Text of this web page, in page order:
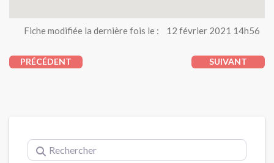
Fiche modifiée la dernière fois le : 12 février 2021 14h56
PRÉCÉDENT SUIVANT
Rechercher